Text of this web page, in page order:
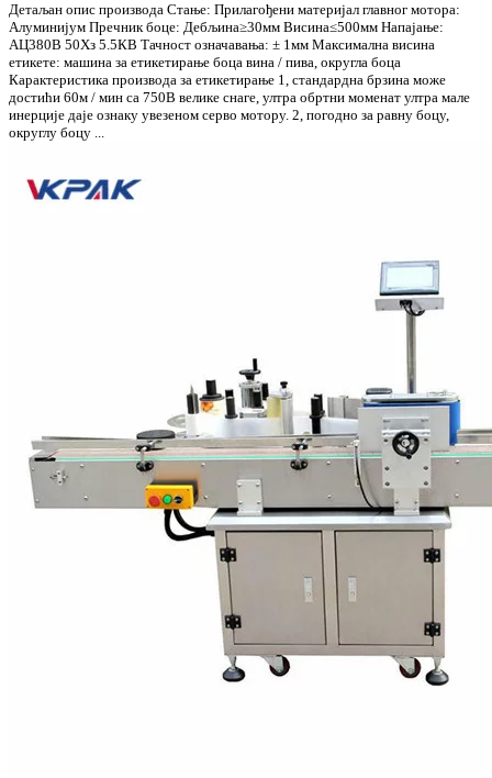
Детаљан опис производа Стање: Прилагођени материјал главног мотора:
Алуминијум Пречник боце: Дебљина≥30мм Висина≤500мм Напајање:
АЦ380В 50Хз 5.5КВ Тачност означавања: ± 1мм Максимална висина
етикете: машина за етикетирање боца вина / пива, округла боца
Карактеристика производа за етикетирање 1, стандардна брзина може
достићи 60м / мин са 750В велике снаге, ултра обртни моменат ултра мале
инерције даје ознаку увезеном серво мотору. 2, погодно за равну боцу,
округлу боцу ...